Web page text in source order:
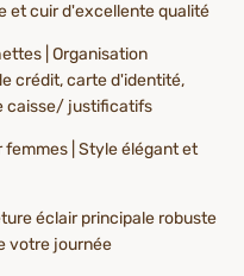
et cuir d'excellente qualité
| Organisation
crédit, carte d'identité,
caisse/ justificatifs
| Style élégant et
éclair principale robuste
votre journée